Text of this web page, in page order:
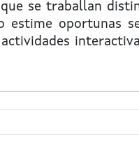
se traballan
estime oportunas